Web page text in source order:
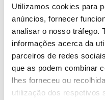
Utilizamos cookies para
anúncios, fornecer
analisar o nosso tráfego.
informações acerca da
parceiros de redes
que as podem combinar
lhes forneceu ou
utilização dos respetivos
campo/guiadas,
chave, pesquisa num
alguns exemplos.
No
resolução do
protagonismo, para
criatividade e ideias,
corretamente se